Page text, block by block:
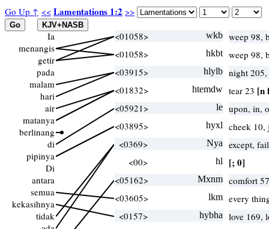
Go Up ↑ << Lamentations 1:2 >>
Ia
menangis
getir
pada
malam
hari
air
matanya
berlinang
di
pipinya
Di
antara
semua
kekasihnya
tidak
<01058> wkb weep 98,
<01058>
hkbt weep 98,
<03915>
hlylb night
<01832>
htemdw tear 23 [n
<05921> le upon, in,
<03895>
hyxl
cheek
<0369>
Nya
except,
<00>
hl [; 0]
<05162> Mxnm comfort
<03605>
lkm every
<0157>
hybha
love 169,